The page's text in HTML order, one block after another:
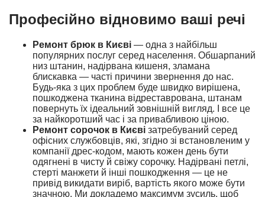
Професійно відновимо ваші речі
Ремонт брюк в Києві — одна з найбільш
популярних послуг серед населення. Обшарпаний
низ штанин, надірвана кишеня, зламана
блискавка — часті причини звернення до нас.
Будь-яка з цих проблем буде швидко вирішена,
пошкоджена тканина відреставрована, штанам
повернуть їх ідеальний зовнішній вигляд. І все це
за найкоротший час і за привабливою ціною.
Ремонт сорочок в Києві затребуваний серед
офісних службовців, які, згідно зі встановленим у
компанії дрес-кодом, мають кожен день бути
одягнені в чисту й свіжу сорочку. Надірвані петлі,
стерті манжети й інші пошкодження — це не
привід викидати виріб, вартість якого може бути
значною. Ми докладемо максимум зусиль, щоб